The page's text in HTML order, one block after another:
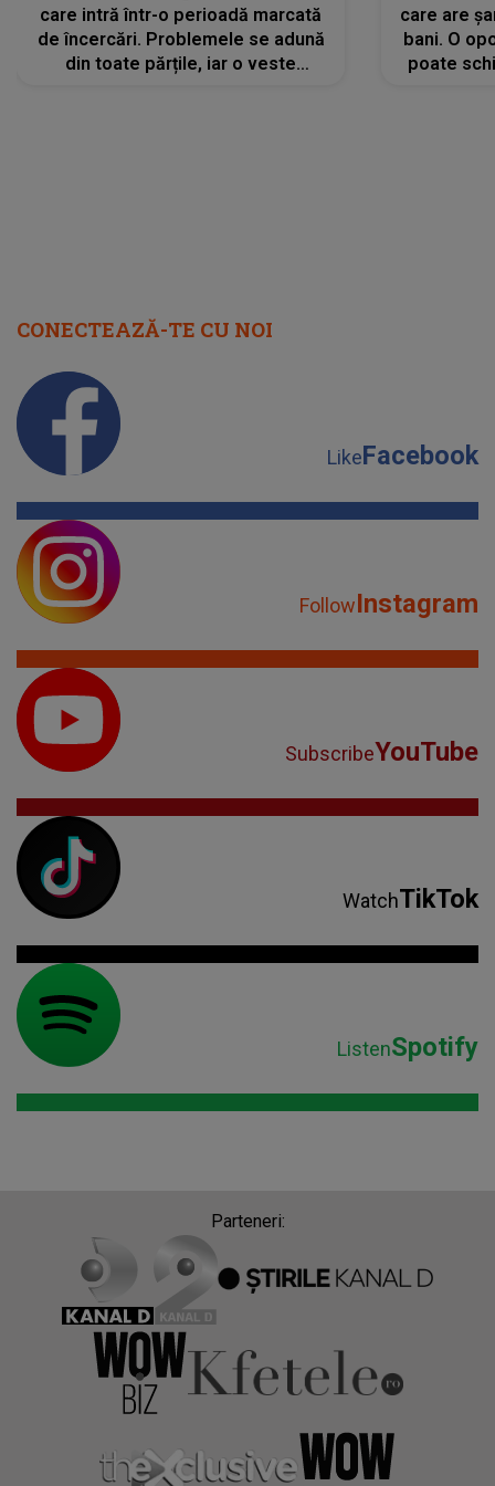
care intră într-o perioadă marcată
de încercări. Problemele se adună
din toate părțile, iar o veste
care are
bani. O
poate
CONECTEAZĂ-TE CU NOI
LikeFacebook
FollowInstagram
SubscribeYouTube
WatchTikTok
ListenSpotify
Parteneri: